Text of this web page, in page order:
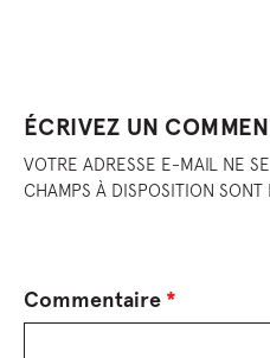
ÉCRIVEZ UN
VOTRE ADRESSE E-MAIL NE
CHAMPS À DISPOSITION
Commentaire *